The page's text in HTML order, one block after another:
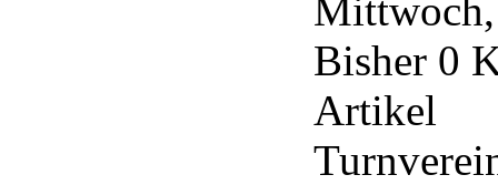
Bisher 0
Artikel